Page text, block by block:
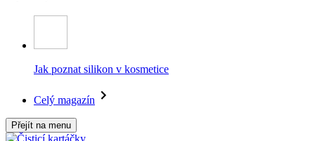
Jak poznat silikon v kosmetice
Celý magazín
Přejít na menu